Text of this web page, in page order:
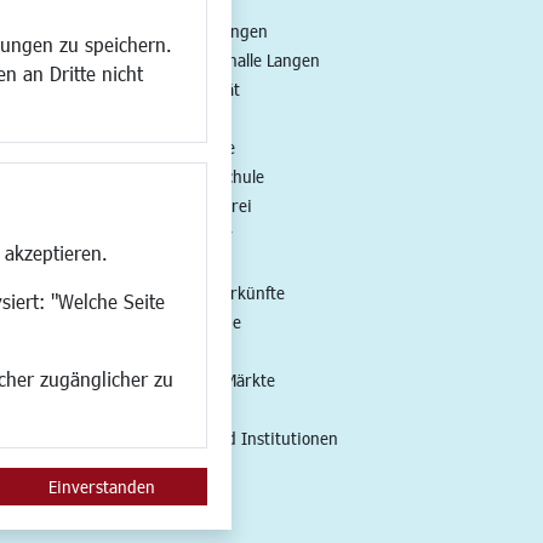
zu speichern.
an Dritte nicht
"Welche Seite
zugänglicher zu
Einverstanden
Veranstaltungen
Neue Stadthalle Langen
Stadtporträt
Musikschule
Volkshochschule
Stadtbücherei
Stadtarchiv
Hotels/Unterkünfte
Gastronomie
Feste und Märkte
Vereine und Institutionen